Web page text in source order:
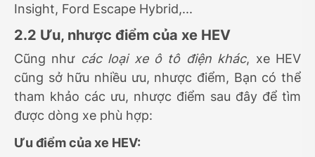
Insight, Ford Escape Hybrid,...
2.2 Ưu, nhược điểm của xe HEV
Cũng như các loại xe ô tô điện khác, xe HEV
cũng sở hữu nhiều ưu, nhược điểm, Bạn có thể
tham khảo các ưu, nhược điểm sau đây để tìm
được dòng xe phù hợp:
Ưu điểm của xe HEV: